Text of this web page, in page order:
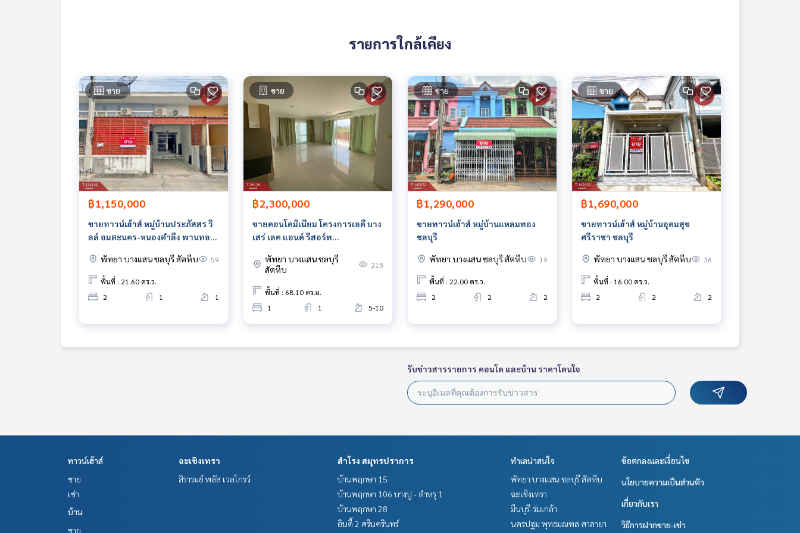
สนใจดูทรัพย์อื่นๆ เพิ่มเติม มากกว่า 3,000 รายการ
www.tb.co.th
The Best Property Agent CO,.LTD. ผู้นำด้านธุรกิจนายหน้า ตัวแทนอสังหาริมทรัพย์ครบวงจร ด้วยความเป็นมืออาชีพ ใช้เ
ทคโนโลยี และ นวัตกรรมที่สร้างสรรค์ เพื่อส่งมอบบริการที่ดีที่สุดเพื่อคุณ ให้บริการด้าน ซื้อ ขาย เช่า อสังหาริมทรัพย์
รายการใกล้เคียง
ขาย
฿1,150,000
ขายทาวน์เฮ้าส์ หมู่บ้านประภัสสร วิ
ลล์ อมตะนคร-หนองตำลึง พานทอง
พัทยา บางแสน ชลบุรี สัตหีบ
59
พื้นที่ : 21.60 ตร.ว.
2
1 1
ขาย
฿2,300,000
ขายคอนโดมิเนียม โครงการเอดี บาง
เสร่ เลค แอนด์ รีสอร์ท
Lake &amp; Resort) สัตหีบ ชลบุรี
พัทยา บางแสน ชลบุรี
สัตหีบ
215
พื้นที่ : 68.10 ตร.ม.
1
1 5-10
ขาย
฿1,290,000
ขายทาวน์เฮ้าส์ หมู่บ้านแหลมทอง
ชลบุรี
พัทยา บางแสน ชลบุรี สัตหีบ 19
พื้นที่ : 22.00 ตร.ว.
2
2 2
ขาย
฿1,690,000
ขายทาวน์เฮ้าส์ หมู่บ้านอุดมสุข
ศรีราชา ชลบุรี
พัทยา บางแสน ชลบุรี สัตหีบ 36
พื้นที่ : 16.00 ตร.ว.
2
2 2
รับข่าวสารรายการ คอนโด และบ้าน ราคาโดนใจ
ทาวน์เฮ้าส์
ขาย
เช่า
บ้าน
ขาย
ฉะเชิงเทรา
สิรารมย์ พลัส เวลโกรว์
สำโรง สมุทรปราการ
บ้านพฤกษา 15
บ้านพฤกษา 106 บางปู - ตำหรุ 1
บ้านพฤกษา 28
อินดี้ 2 ศรีนครินทร์
ทำเลน่าสนใจ
พัทยา บางแสน ชลบุรี สัตหีบ
ฉะเชิงเทรา
มีนบุรี-ร่มเกล้า
นครปฐม พุทธมณฑล ศาลายา
ข้อตกลงและเงื่อนไข
นโยบายความเป็นส่วนตัว
เกี่ยวกับเรา
วิธีการฝากขาย-เช่า